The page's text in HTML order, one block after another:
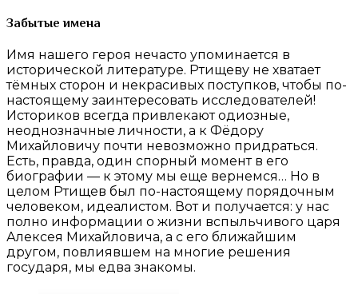
Забытые имена
Имя нашего героя нечасто упоминается в
исторической литературе. Ртищеву не хватает
тёмных сторон и некрасивых поступков, чтобы по-
настоящему заинтересовать исследователей!
Историков всегда привлекают одиозные,
неоднозначные личности, а к Фёдору
Михайловичу почти невозможно придраться.
Есть, правда, один спорный момент в его
биографии — к этому мы еще вернемся… Но в
целом Ртищев был по-настоящему порядочным
человеком, идеалистом. Вот и получается: у нас
полно информации о жизни вспыльчивого царя
Алексея Михайловича, а с его ближайшим
другом, повлиявшем на многие решения
государя, мы едва знакомы.